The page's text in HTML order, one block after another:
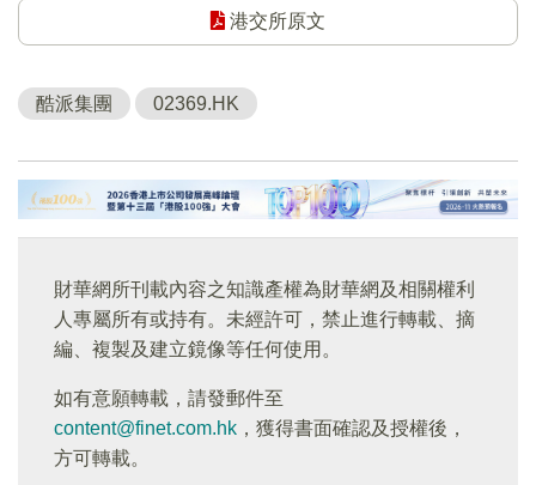
港交所原文
酷派集團 02369.HK
財華網所刊載內容之知識產權為財華網及相關權利
人專屬所有或持有。未經許可，禁止進行轉載、摘
編、複製及建立鏡像等任何使用。
如有意願轉載，請發郵件至
content@finet.com.hk ，獲得書面確認及授權後，
方可轉載。